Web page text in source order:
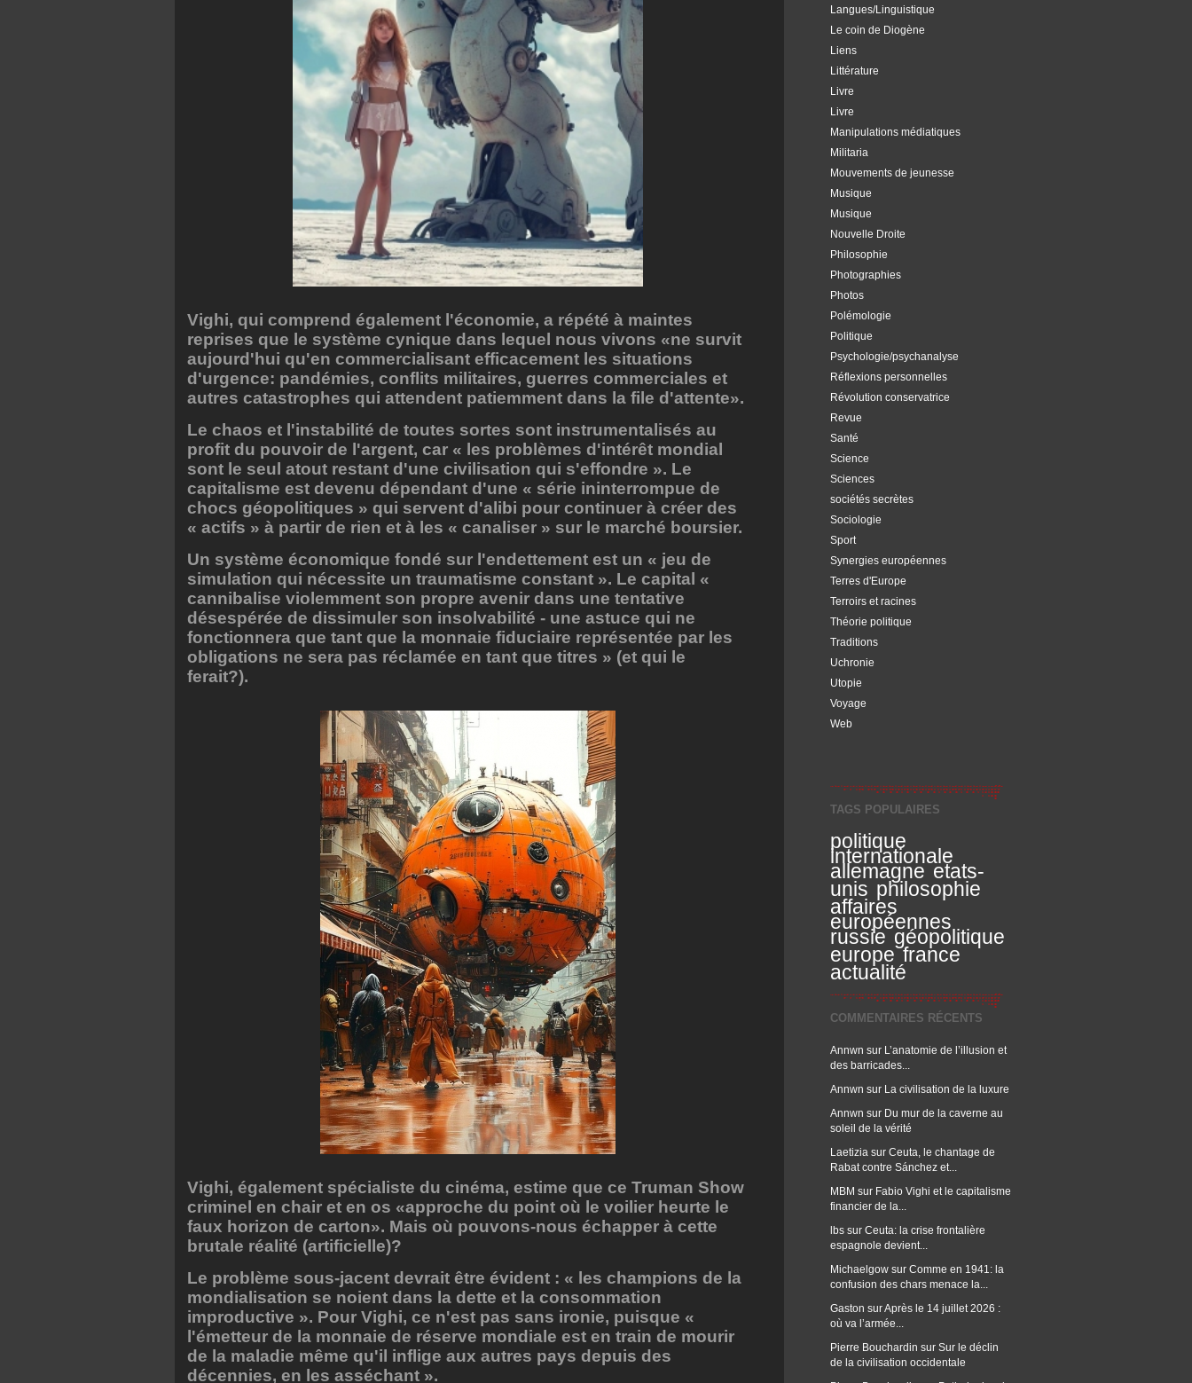
Langues/Linguistique
Le coin de Diogène
Liens
Littérature
Livre
Livre
Manipulations médiatiques
Militaria
Mouvements de jeunesse
Musique
Musique
Nouvelle Droite
Philosophie
Photographies
Photos
Polémologie
Politique
Psychologie/psychanalyse
Réflexions personnelles
Révolution conservatrice
Revue
Santé
Science
Sciences
sociétés secrètes
Sociologie
Sport
Synergies européennes
Terres d'Europe
Terroirs et racines
Théorie politique
Traditions
Uchronie
Utopie
Voyage
Web
TAGS POPULAIRES
politique
internationale
allemagne etats-
unis philosophie
affaires
européennes
russie géopolitique
europe france
actualité
COMMENTAIRES RÉCENTS
Annwn sur L’anatomie de l’illusion et
des barricades...
Annwn sur La civilisation de la luxure
Annwn sur Du mur de la caverne au
soleil de la vérité
Laetizia sur Ceuta, le chantage de
Rabat contre Sánchez et...
MBM sur Fabio Vighi et le capitalisme
financier de la...
lbs sur Ceuta: la crise frontalière
espagnole devient...
Michaelgow sur Comme en 1941: la
confusion des chars menace la...
Gaston surAprès le 14 juillet 2026 :
où va l’armée...
Pierre Bouchardin sur Sur le déclin
de la civilisation occidentale
Vighi, qui comprend également l'économie, a répété à maintes
reprises que le système cynique dans lequel nous vivons «ne survit
aujourd'hui qu'en commercialisant efficacement les situations
d'urgence: pandémies, conflits militaires, guerres commerciales et
autres catastrophes qui attendent patiemment dans la file d'attente».
Le chaos et l'instabilité de toutes sortes sont instrumentalisés au
profit du pouvoir de l'argent, car « les problèmes d'intérêt mondial
sont le seul atout restant d'une civilisation qui s'effondre ». Le
capitalisme est devenu dépendant d'une « série ininterrompue de
chocs géopolitiques » qui servent d'alibi pour continuer à créer des
« actifs » à partir de rien et à les « canaliser » sur le marché boursier.
Un système économique fondé sur l'endettement est un « jeu de
simulation qui nécessite un traumatisme constant ». Le capital «
cannibalise violemment son propre avenir dans une tentative
désespérée de dissimuler son insolvabilité - une astuce qui ne
fonctionnera que tant que la monnaie fiduciaire représentée par les
obligations ne sera pas réclamée en tant que titres » (et qui le
ferait?).
Vighi, également spécialiste du cinéma, estime que ce Truman Show
criminel en chair et en os «approche du point où le voilier heurte le
faux horizon de carton». Mais où pouvons-nous échapper à cette
brutale réalité (artificielle)?
Le problème sous-jacent devrait être évident : « les champions de la
mondialisation se noient dans la dette et la consommation
improductive ». Pour Vighi, ce n'est pas sans ironie, puisque «
l'émetteur de la monnaie de réserve mondiale est en train de mourir
de la maladie même qu'il inflige aux autres pays depuis des
décennies, en les asséchant ».